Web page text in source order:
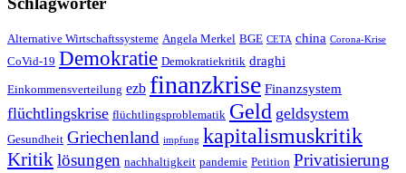
Alternative Wirtschaftssysteme Angela Merkel BGE CETA china Corona-Krise
CoVid-19 Demokratie Demokratiekritik draghi
Einkommensverteilung ezb finanzkrise Finanzsystem
flüchtlingskrise flüchtlingsproblematik Geld geldsystem
Gesundheit Griechenland impfung kapitalismuskritik
Kritik lösungen nachhaltigkeit pandemie Petition Privatisierung